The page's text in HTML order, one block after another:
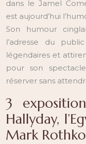
dans le Jamel
est aujourd’hui
Son humour
l’adresse du
légendaires et
pour son
réserver sans
3
Hallyday,
Mark Rothko